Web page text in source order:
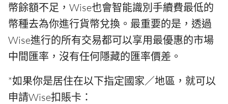
幣餘額不足，Wise也會智能識別手續費最低的
幣種去為你進行貨幣兌換。最重要的是，透過
Wise進行的所有交易都可以享用最優惠的市場
中間匯率，沒有任何隱藏的匯率價差。
*如果你是居住在以下指定國家／地區，就可以
申請Wise扣賬卡：